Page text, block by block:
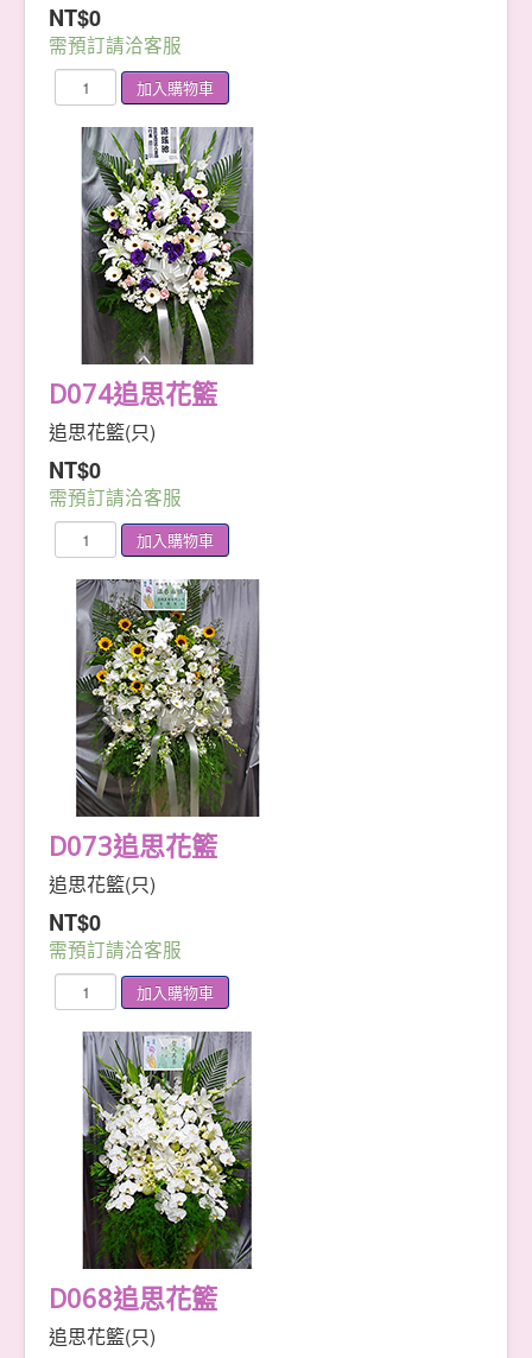
NT$0
需預訂請洽客服
D074追思花籃
追思花籃(只)
NT$0
需預訂請洽客服
D073追思花籃
追思花籃(只)
NT$0
需預訂請洽客服
D068追思花籃
追思花籃(只)